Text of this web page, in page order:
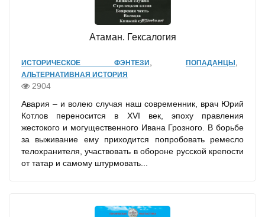
Атаман. Гексалогия
ИСТОРИЧЕСКОЕ ФЭНТЕЗИ ПОПАДАНЦЫ
АЛЬТЕРНАТИВНАЯ ИСТОРИЯ
2904
Авария – и волею случая наш современник, врач Юрий
Котлов переносится в XVI век, эпоху правления
жестокого и могущественного Ивана Грозного. В борьбе
за выживание ему приходится попробовать ремесло
телохранителя, участвовать в обороне русской крепости
от татар и самому штурмовать...